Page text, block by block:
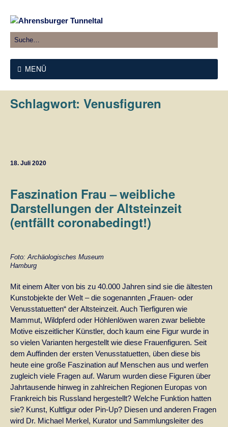
MENÜ
Schlagwort: Venusfiguren
18. Juli 2020
Faszination Frau – weibliche
Darstellungen der Altsteinzeit
(entfällt coronabedingt!)
Foto: Archäologisches Museum
Hamburg
Mit einem Alter von bis zu 40.000 Jahren sind sie die ältesten
Kunstobjekte der Welt – die sogenannten „Frauen- oder
Venusstatuetten“ der Altsteinzeit. Auch Tierfiguren wie
Mammut, Wildpferd oder Höhlenlöwen waren zwar beliebte
Motive eiszeitlicher Künstler, doch kaum eine Figur wurde in
so vielen Varianten hergestellt wie diese Frauenfiguren. Seit
dem Auffinden der ersten Venusstatuetten, üben diese bis
heute eine große Faszination auf Menschen aus und werfen
zugleich viele Fragen auf. Warum wurden diese Figuren über
Jahrtausende hinweg in zahlreichen Regionen Europas von
Frankreich bis Russland hergestellt? Welche Funktion hatten
sie? Kunst, Kultfigur oder Pin-Up? Diesen und anderen Fragen
wird Dr. Michael Merkel, Kurator und Sammlungsleiter des